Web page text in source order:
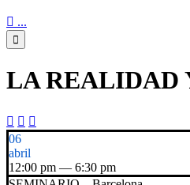
 ...

LA REALIDAD
  
06
abril
12:00 pm — 6:30 pm